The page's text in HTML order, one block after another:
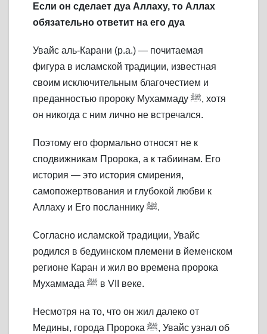
Если он сделает дуа Аллаху, то Аллах
обязательно ответит на его дуа
Увайс аль-Карани (р.а.) — почитаемая
фигура в исламской традиции, известная
своим исключительным благочестием и
преданностью пророку Мухаммаду ﷺ, хотя
он никогда с ним лично не встречался.
Поэтому его формально относят не к
сподвижникам Пророка, а к табиинам. Его
история — это история смирения,
самопожертвования и глубокой любви к
Аллаху и Его посланнику ﷺ.
Согласно исламской традиции, Увайс
родился в бедуинском племени в йеменском
регионе Каран и жил во времена пророка
Мухаммада ﷺ в VII веке.
Несмотря на то, что он жил далеко от
Медины, города Пророка ﷺ, Увайс узнал об